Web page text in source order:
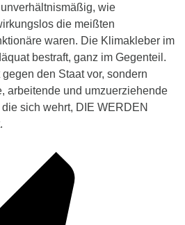
wie
die meißten
waren. Die Klimakleber im
bestraft, ganz im Gegenteil.
den Staat vor, sondern
arbeitende und umzuerziehende
sich wehrt, DIE WERDEN